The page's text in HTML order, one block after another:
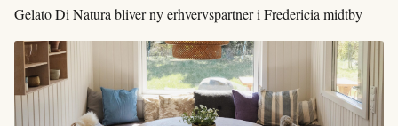
Gelato Di Natura bliver ny erhvervspartner i Fredericia midtby